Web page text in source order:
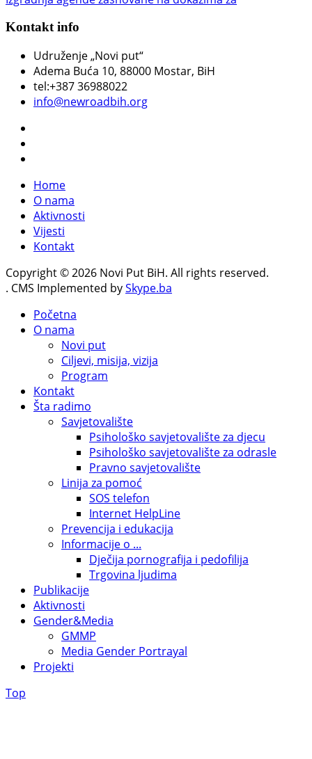
Kontakt info
Udruženje „Novi put“
Adema Buća 10, 88000 Mostar, BiH
tel:+387 36988022
info@newroadbih.org
Home
O nama
Aktivnosti
Vijesti
Kontakt
Copyright © 2026 Novi Put BiH. All rights reserved.
. CMS Implemented bySkype.ba
Početna
O nama
Novi put
Ciljevi, misija, vizija
Program
Kontakt
Šta radimo
Savjetovalište
Psihološko savjetovalište za djecu
Psihološko savjetovalište za odrasle
Pravno savjetovalište
Linija za pomoć
SOS telefon
Internet HelpLine
Prevencija i edukacija
Informacije o ...
Dječija pornografija i pedofilija
Trgovina ljudima
Publikacije
Aktivnosti
Gender&Media
GMMP
Media Gender Portrayal
Projekti
Top